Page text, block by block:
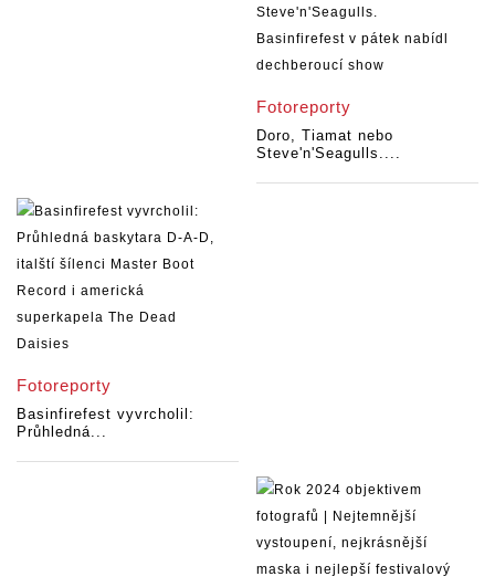
Fotoreporty
Doro, Tiamat nebo
Steve'n'Seagulls....
Fotoreporty
Basinfirefest vyvrcholil:
Průhledná...